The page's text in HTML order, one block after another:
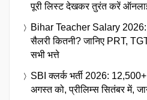
पूरी लिस्ट देखकर तुरंत करें
Bihar Teacher Salary 2026:
सैलरी कितनी? जानिए PRT,
सभी भत्ते
SBI क्लर्क भर्ती 2026:
अगस्त को, प्रीलिम्स सितंबर में,